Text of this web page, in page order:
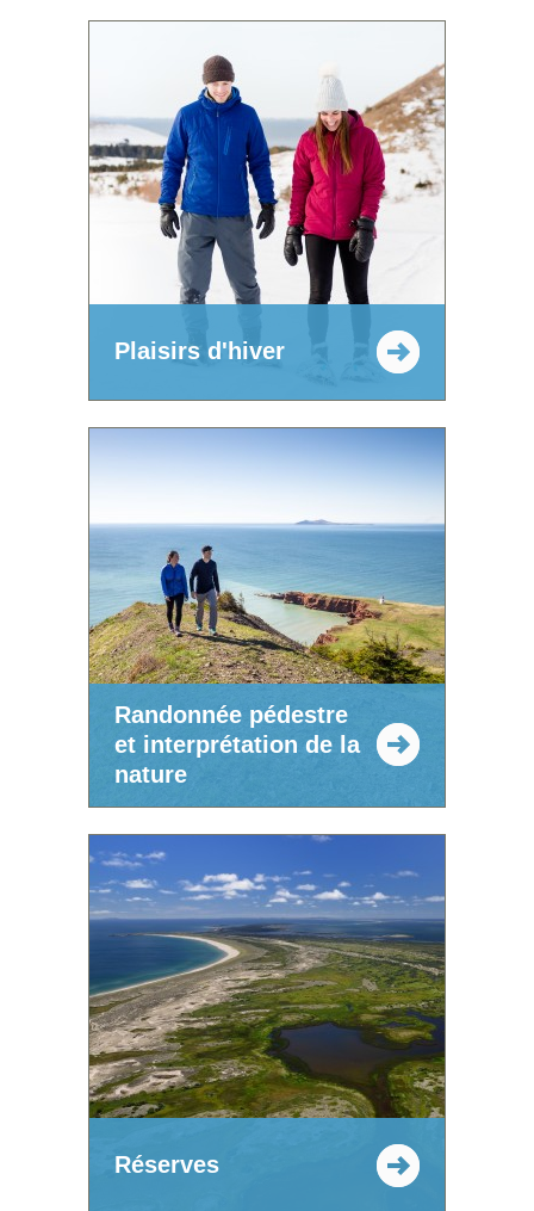
Plaisirs d'hiver
Randonnée pédestre
et interprétation de la
nature
Réserves